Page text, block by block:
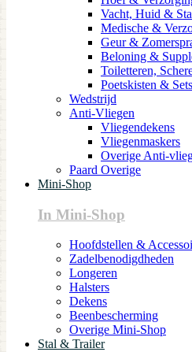
Vacht, Huid &
Medische &
Geur &
Beloning &
Toiletteren,
Poetskisten & Sets
Wedstrijd
Anti-Vliegen
Vliegendekens
Vliegenmaskers
Overige Anti-
Paard Overige
Mini-Shop
In Mini-Shop
Hoofdstellen &
Zadelbenodigdheden
Longeren
Halsters
Dekens
Beenbescherming
Overige Mini-Shop
Stal & Trailer